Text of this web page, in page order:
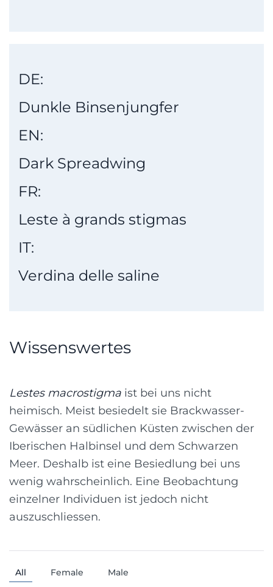
DE:
Dunkle Binsenjungfer
EN:
Dark Spreadwing
FR:
Leste à grands stigmas
IT:
Verdina delle saline
Wissenswertes
Lestes macrostigma ist bei uns nicht
heimisch. Meist besiedelt sie Brackwasser-
Gewässer an südlichen Küsten zwischen der
Iberischen Halbinsel und dem Schwarzen
Meer. Deshalb ist eine Besiedlung bei uns
wenig wahrscheinlich. Eine Beobachtung
einzelner Individuen ist jedoch nicht
auszuschliessen.
All Female Male